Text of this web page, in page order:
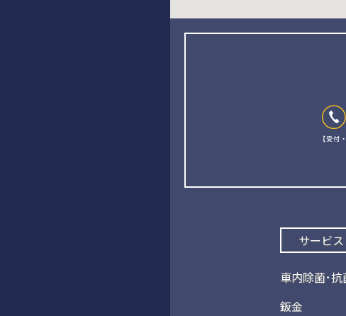
サービス
車内除菌･抗
鈑金